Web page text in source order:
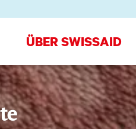
ÜBER SWISSAID